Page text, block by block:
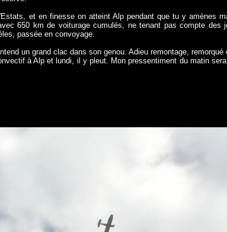
et en finesse on atteint Alp pendant que tu y amènes
650 km de voiturage cumulés, ne tenant pas compte des
passée en convoyage.
un grand clac dans son genou. Adieu remontage, remorqué
à Alp et lundi, il y pleut. Mon pressentiment du matin